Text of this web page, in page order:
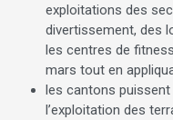
exploitations des
divertissement, des
les centres de
mars tout en
les cantons
l’exploitation des